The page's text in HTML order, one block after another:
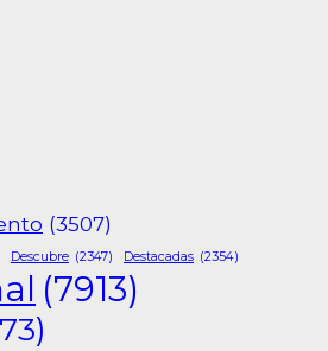
(3507)
Descubre (2347) Destacadas (2354)
(7913)